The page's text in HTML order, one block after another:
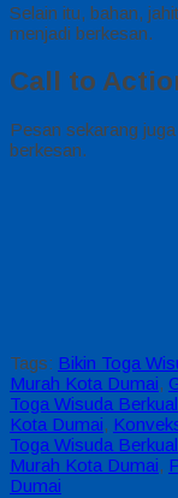
Selain itu, bahan,
menjadi berkesan.
Call to
Pesan sekarang
berkesan.
Tags: Bikin Toga
Murah Kota Dumai,
Toga Wisuda
Kota Dumai,
Toga Wisuda
Murah Kota Dumai,
Dumai